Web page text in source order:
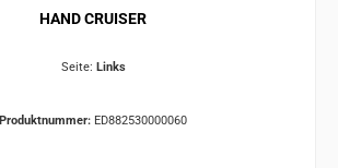
HAND CRUISER
Seite: Links
Produktnummer: ED882530000060